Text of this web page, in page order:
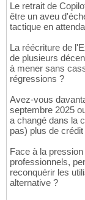
Le retrait de
être un aveu
tactique en
La réécriture de
de plusieurs
à mener sans
régressions ?
Avez-vous
septembre 2025
a changé dans la
pas) plus de crédit
Face à la
professionnels,
reconquérir les
alternative ?